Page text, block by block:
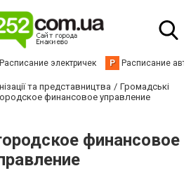
Расписание электричек Р Расписание
та представництва
Громадські
финансовое управление
финансовое